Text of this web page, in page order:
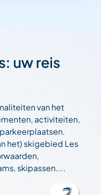
uw reis
van het
activiteiten,
het) skigebied Les
skipassen....